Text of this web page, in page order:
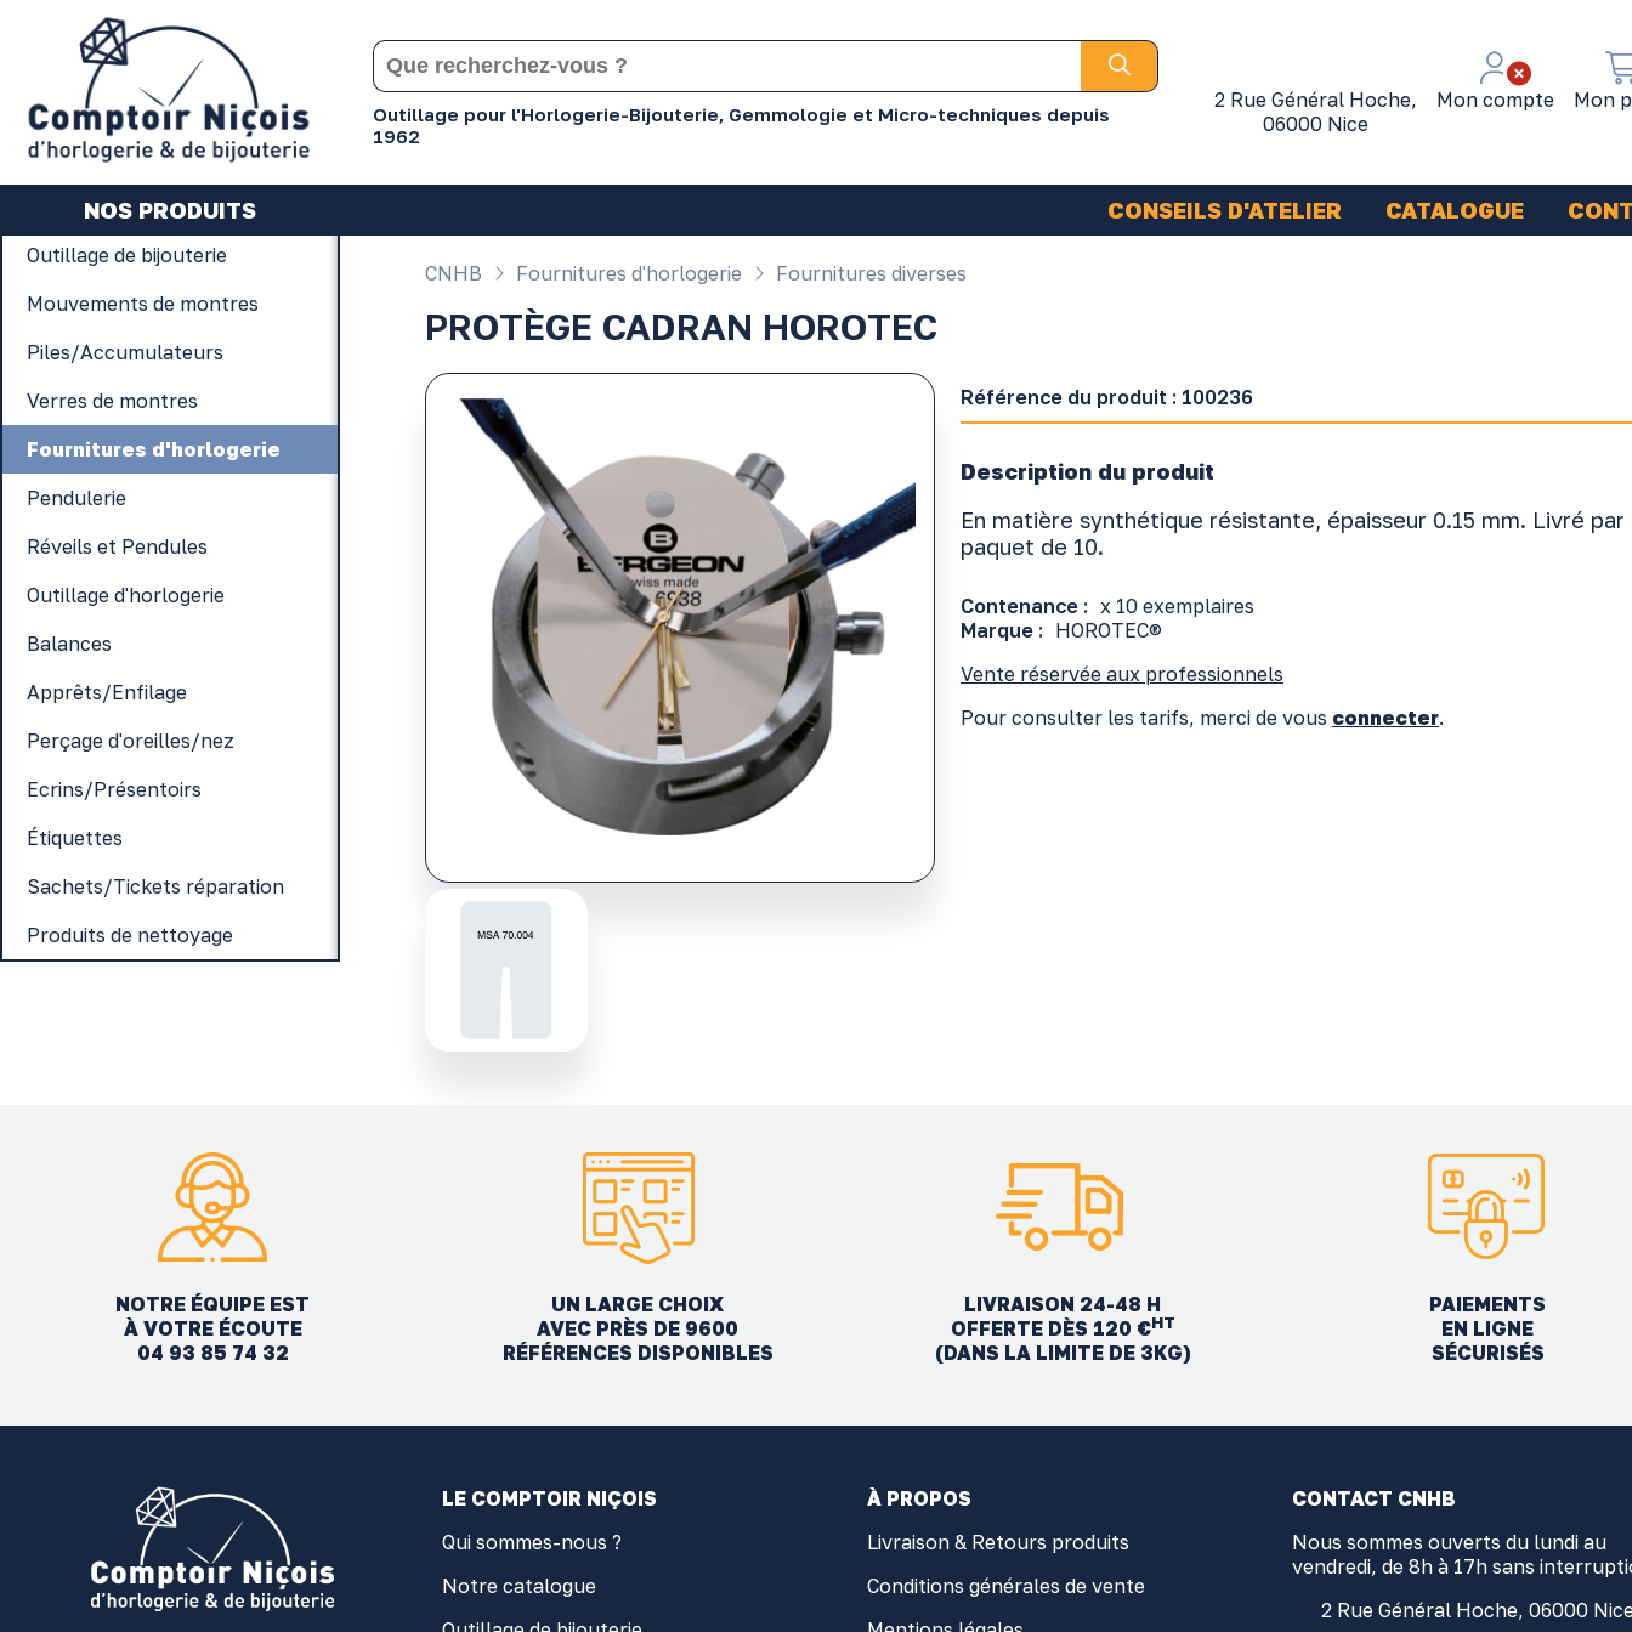
Outillage pour l'Horlogerie-Bijouterie, Gemmologie et Micro-techniques depuis
1962
2 Rue Général Hoche,
06000 Nice
Mon compte Mon
NOS PRODUITS CONSEILS D'ATELIER CATALOGUE
Outillage de bijouterie
Mouvements de montres
Piles/Accumulateurs
Verres de montres
Fournitures d'horlogerie
Pendulerie
Réveils et Pendules
Outillage d'horlogerie
Balances
Apprêts/Enfilage
Perçage d'oreilles/nez
Ecrins/Présentoirs
Étiquettes
Sachets/Tickets réparation
Produits de nettoyage
CNHB Fournitures d'horlogerie Fournitures diverses
PROTÈGE CADRAN HOROTEC
Référence du produit : 100236
Description du produit
En matière synthétique résistante, épaisseur 0.15 mm. Livré par
paquet de 10.
Contenance : x 10 exemplaires
Marque : HOROTEC®
Vente réservée aux professionnels
Pour consulter les tarifs, merci de vous connecter.
NOTRE ÉQUIPE EST
À VOTRE ÉCOUTE
04 93 85 74 32
UN LARGE CHOIX
AVEC PRÈS DE 9600
RÉFÉRENCES DISPONIBLES
LIVRAISON 24-48 H
OFFERTE DÈS 120 €HT
(DANS LA LIMITE DE 3KG)
PAIEMENTS
EN LIGNE
SÉCURISÉS
LE COMPTOIR NIÇOIS
Qui sommes-nous ?
Notre catalogue
À PROPOS
Livraison & Retours produits
Conditions générales de vente
CONTACT CNHB
Nous sommes ouverts du lundi au
vendredi, de 8h à 17h sans
2 Rue Général Hoche, 06000
Gérer les préférences en matière de cookies